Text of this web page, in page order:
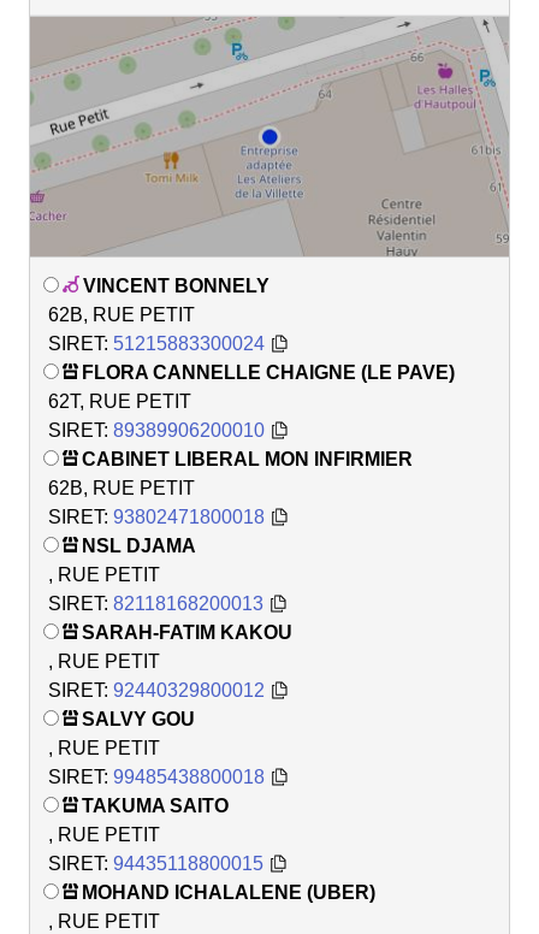
VINCENT BONNELY
62B, RUE PETIT
SIRET: 51215883300024
FLORA CANNELLE CHAIGNE (LE PAVE)
62T, RUE PETIT
SIRET: 89389906200010
CABINET LIBERAL MON INFIRMIER
62B, RUE PETIT
SIRET: 93802471800018
NSL DJAMA
, RUE PETIT
SIRET: 82118168200013
SARAH-FATIM KAKOU
, RUE PETIT
SIRET: 92440329800012
SALVY GOU
, RUE PETIT
SIRET: 99485438800018
TAKUMA SAITO
, RUE PETIT
SIRET: 94435118800015
MOHAND ICHALALENE (UBER)
, RUE PETIT